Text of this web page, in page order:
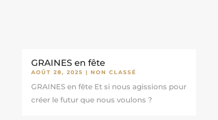
GRAINES en fête
AOÛT 28, 2025 | NON CLASSÉ
GRAINES en fête Et si nous agissions pour
créer le futur que nous voulons ?